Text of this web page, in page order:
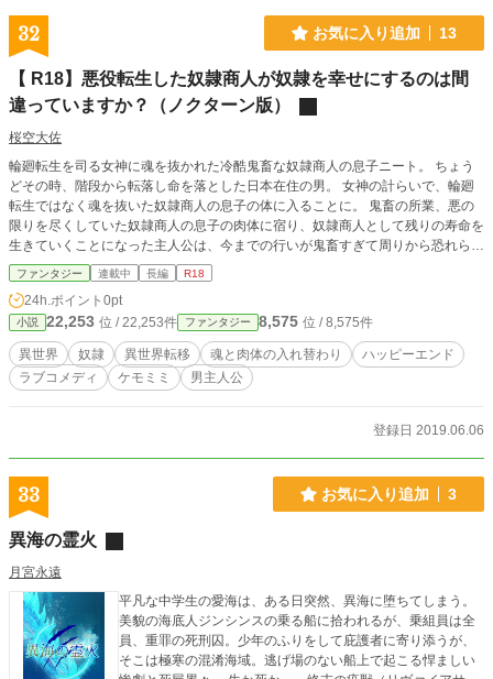
32 お気に入り追加 13
【 R18】悪役転生した奴隷商人が奴隷を幸せにするのは間
違っていますか？（ノクターン版）
桜空大佐
輪廻転生を司る女神に魂を抜かれた冷酷鬼畜な奴隷商人の息子ニート。 ちょう
どその時、階段から転落し命を落とした日本在住の男。 女神の計らいで、輪廻
転生ではなく魂を抜いた奴隷商人の息子の体に入ることに。 鬼畜の所業、悪の
限りを尽くしていた奴隷商人の息子の肉体に宿り、奴隷商人として残りの寿命を
生きていくことになった主人公は、今までの行いが鬼畜すぎて周りから恐れられ
る。 コミュ障で素人童貞の男にとって刺激の強いものであるものの、陵辱ゲー
ムで培った俺様キャラになりきり、徐々に立場に慣れていき、自由気ままに生き
ることに。 根が優しい主人公は、奴隷の少女たちに優しい言葉をかけるが、全
て裏目に。 それでも、人が変わった奴隷商の息子に奴隷少女たちは心を開く時
が来るのか。 とことん嫌われている奴隷商人と、奴隷少女たちのすれ違いに、
笑いあり涙ありのストーリー。 不幸な境遇の奴隷たちが、幸せになっていくま
で応援よろしくお願いします。 冒頭に残酷シーンがあるため、R18とします。
ファンタジー 連載中 長編 R18
24h.ポイント 0pt
小説 22,253 位 / 22,253件 ファンタジー 8,575 位 / 8,575件
異世界 奴隷 異世界転移 魂と肉体の入れ替わり
ハッピーエンド
ラブコメディ
ケモミミ 男主人公
登録日 2019.06.06
33 お気に入り追加 3
異海の霊火
月宮永遠
平凡な中学生の愛海は、ある日突然、異海に堕ちてしまう。
美貌の海底人ジンシンスの乗る船に拾われるが、乗組員は全
員、重罪の死刑囚。少年のふりをして庇護者に寄り添うが、
そこは極寒の混淆海域。逃げ場のない船上で起こる悍ましい